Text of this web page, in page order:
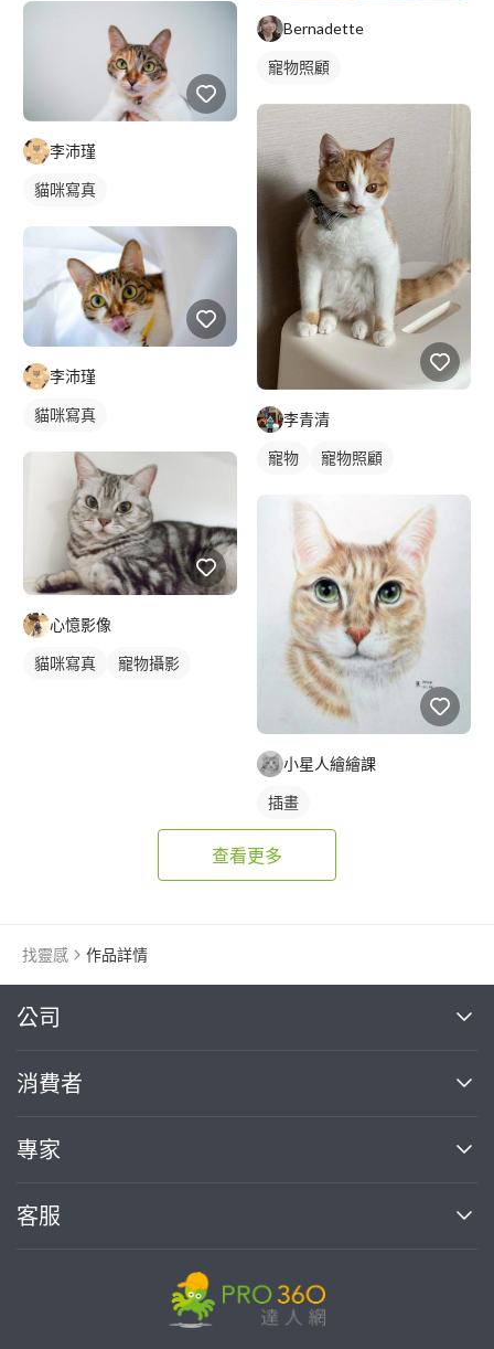
李沛瑾
貓咪寫真
李沛瑾
貓咪寫真
心憶影像
貓咪寫真 寵物攝影
Bernadette
寵物照顧
李青清
寵物 寵物照顧
小星人繪繪課
插畫
查看更多
找靈感 作品詳情
公司
關於我們
部落格
加入我們
消費者
買服務
熱門服務
專家
案件中心
客服
繼續完成